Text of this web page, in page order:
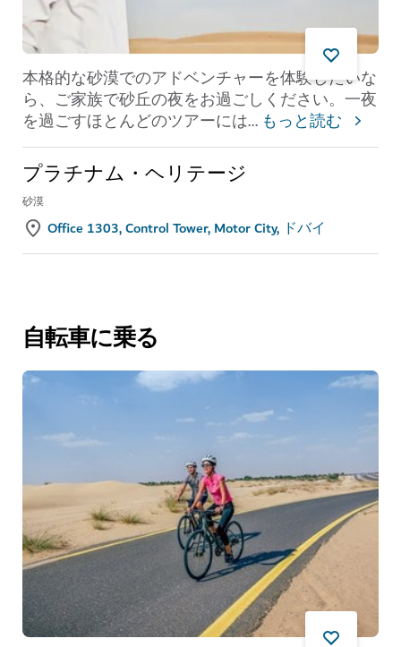
本格的な砂漠でのアドベンチャーを体験したいな
ら、ご家族で砂丘の夜をお過ごしください。一夜
を過ごすほとんどのツアーには... もっと読む
プラチナム・ヘリテージ
砂漠
Office 1303, Control Tower, Motor City, ドバイ
自転車に乗る